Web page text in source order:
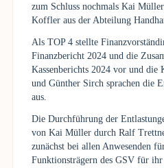
zum Schluss nochmals Kai
Koffler aus der Abteilung
Als TOP 4 stellte
Finanzbericht 2024 und die
Kassenberichts 2024 vor und die
und Günther Sirch sprachen die
aus.
Die Durchführung der
von Kai Müller durch Ralf
zunächst bei allen Anwesenden
Funktionsträgern des GSV für ihr